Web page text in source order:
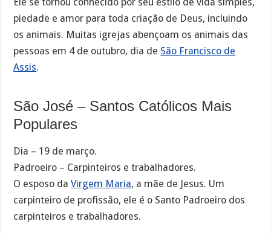
Ele se tornou conhecido por seu estilo de vida simples,
piedade e amor para toda criação de Deus, incluindo
os animais. Muitas igrejas abençoam os animais das
pessoas em 4 de outubro, dia de São Francisco de
Assis.
São José – Santos Católicos Mais
Populares
Dia – 19 de março.
Padroeiro – Carpinteiros e trabalhadores.
O esposo daVirgem Maria, a mãe de Jesus. Um
carpinteiro de profissão, ele é o Santo Padroeiro dos
carpinteiros e trabalhadores.